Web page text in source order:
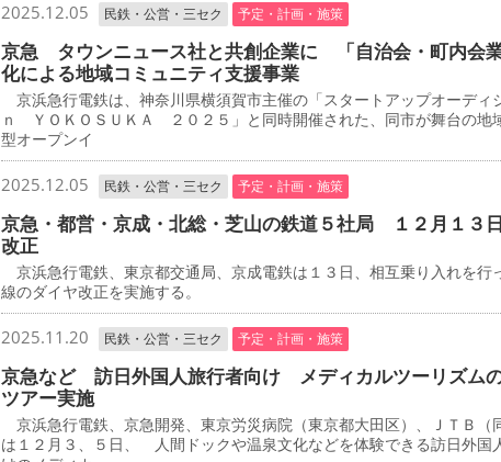
2025.12.05 民鉄・公営・三セク 予定・計画・施策
京急 タウンニュース社と共創企業に 「自治会・町内会
化による地域コミュニティ支援事業
京浜急行電鉄は、神奈川県横須賀市主催の「スタートアップオーディ
ｎ ＹＯＫＯＳＵＫＡ ２０２５」と同時開催された、同市が舞台の地
型オープンイ
2025.12.05 民鉄・公営・三セク 予定・計画・施策
京急・都営・京成・北総・芝山の鉄道５社局 １２月１３
改正
京浜急行電鉄、東京都交通局、京成電鉄は１３日、相互乗り入れを行
線のダイヤ改正を実施する。
2025.11.20 民鉄・公営・三セク 予定・計画・施策
京急など 訪日外国人旅行者向け メディカルツーリズム
ツアー実施
京浜急行電鉄、京急開発、東京労災病院（東京都大田区）、ＪＴＢ（
は１２月３、５日、 人間ドックや温泉文化などを体験できる訪日外国